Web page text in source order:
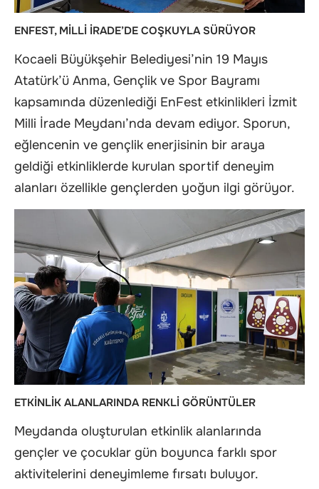
ENFEST, MİLLİ İRADE’DE COŞKUYLA SÜRÜYOR
Kocaeli Büyükşehir Belediyesi’nin 19 Mayıs
Atatürk’ü Anma, Gençlik ve Spor Bayramı
kapsamında düzenlediği EnFest etkinlikleri İzmit
Milli İrade Meydanı’nda devam ediyor. Sporun,
eğlencenin ve gençlik enerjisinin bir araya
geldiği etkinliklerde kurulan sportif deneyim
alanları özellikle gençlerden yoğun ilgi görüyor.
ETKİNLİK ALANLARINDA RENKLİ GÖRÜNTÜLER
Meydanda oluşturulan etkinlik alanlarında
gençler ve çocuklar gün boyunca farklı spor
aktivitelerini deneyimleme fırsatı buluyor.